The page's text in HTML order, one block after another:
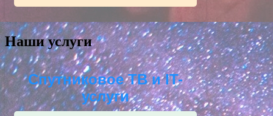
Наши услуги
Спутниковое ТВ и IT-
услуги